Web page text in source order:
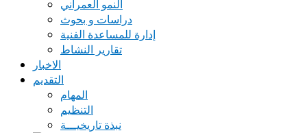
النمو العمراني
دراسات و بحوث
إدارة للمساعدة الفنية
تقارير النشاط
الاخبار
التقديم
المهام
التنظيم
نبذة تاريخيـــة